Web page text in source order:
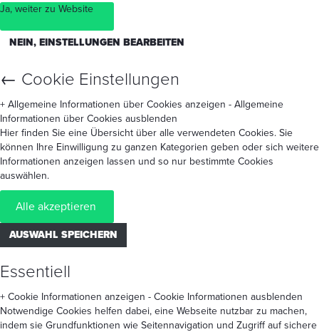
Ja, weiter zu Website
NEIN, EINSTELLUNGEN BEARBEITEN
← Cookie Einstellungen
+ Allgemeine Informationen über Cookies anzeigen - Allgemeine
Informationen über Cookies ausblenden
Hier finden Sie eine Übersicht über alle verwendeten Cookies. Sie
können Ihre Einwilligung zu ganzen Kategorien geben oder sich weitere
Informationen anzeigen lassen und so nur bestimmte Cookies
auswählen.
Alle akzeptieren
AUSWAHL SPEICHERN
Essentiell
+ Cookie Informationen anzeigen - Cookie Informationen ausblenden
Notwendige Cookies helfen dabei, eine Webseite nutzbar zu machen,
indem sie Grundfunktionen wie Seitennavigation und Zugriff auf sichere